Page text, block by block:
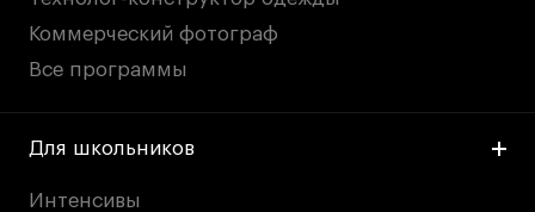
Коммерческий фотограф
Все программы
Для школьников
Интенсивы